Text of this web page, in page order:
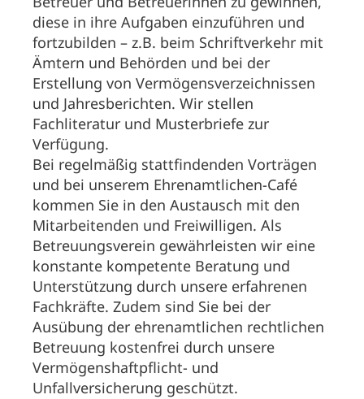
diese in ihre Aufgaben einzuführen und
fortzubilden – z.B. beim Schriftverkehr mit
Ämtern und Behörden und bei der
Erstellung von Vermögensverzeichnissen
und Jahresberichten. Wir stellen
Fachliteratur und Musterbriefe zur
Verfügung.
Bei regelmäßig stattfindenden Vorträgen
und bei unserem Ehrenamtlichen-Café
kommen Sie in den Austausch mit den
Mitarbeitenden und Freiwilligen. Als
Betreuungsverein gewährleisten wir eine
konstante kompetente Beratung und
Unterstützung durch unsere erfahrenen
Fachkräfte. Zudem sind Sie bei der
Ausübung der ehrenamtlichen rechtlichen
Betreuung kostenfrei durch unsere
Vermögenshaftpflicht- und
Unfallversicherung geschützt.